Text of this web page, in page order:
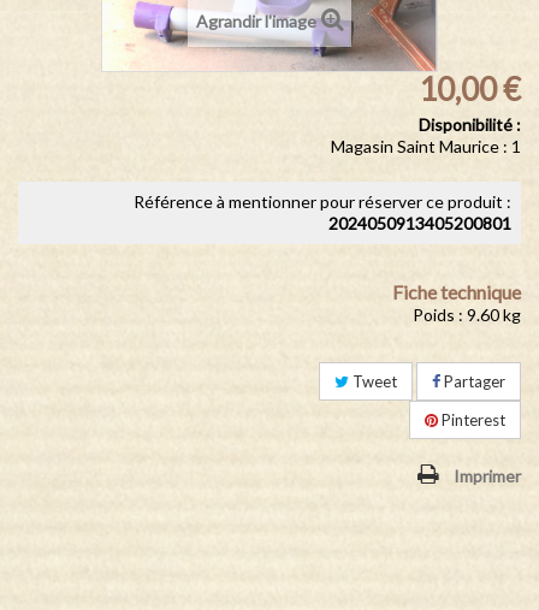
Agrandir l'image
10,00 €
Disponibilité :
Magasin Saint Maurice : 1
Référence à mentionner pour réserver ce produit :
2024050913405200801
Fiche technique
Poids : 9.60 kg
Tweet
Partager
Pinterest
Imprimer